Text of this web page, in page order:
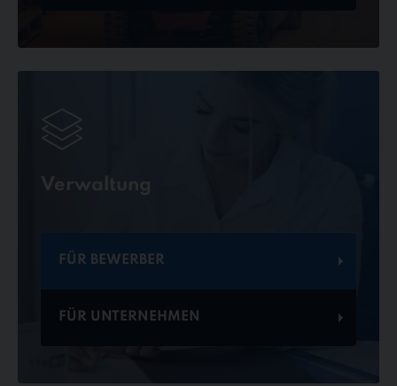
Verwaltung
FÜR BEWERBER
FÜR UNTERNEHMEN